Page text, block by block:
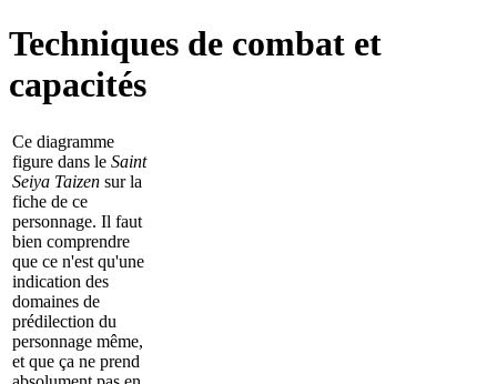
Techniques de combat et
capacités
Ce diagramme
figure dans le Saint
Seiya Taizen sur la
fiche de ce
personnage. Il faut
bien comprendre
que ce n'est qu'une
indication des
domaines de
prédilection du
personnage même,
et que ça ne prend